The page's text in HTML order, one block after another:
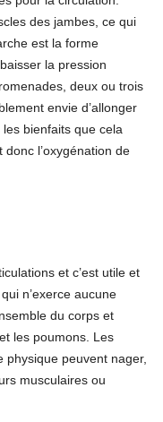
des jambes, ce qui
est la forme
la pression
deux ou trois
envie d’allonger
bienfaits que cela
l’oxygénation de
et c’est utile et
n’exerce aucune
du corps et
les poumons. Les
peuvent nager,
musculaires ou